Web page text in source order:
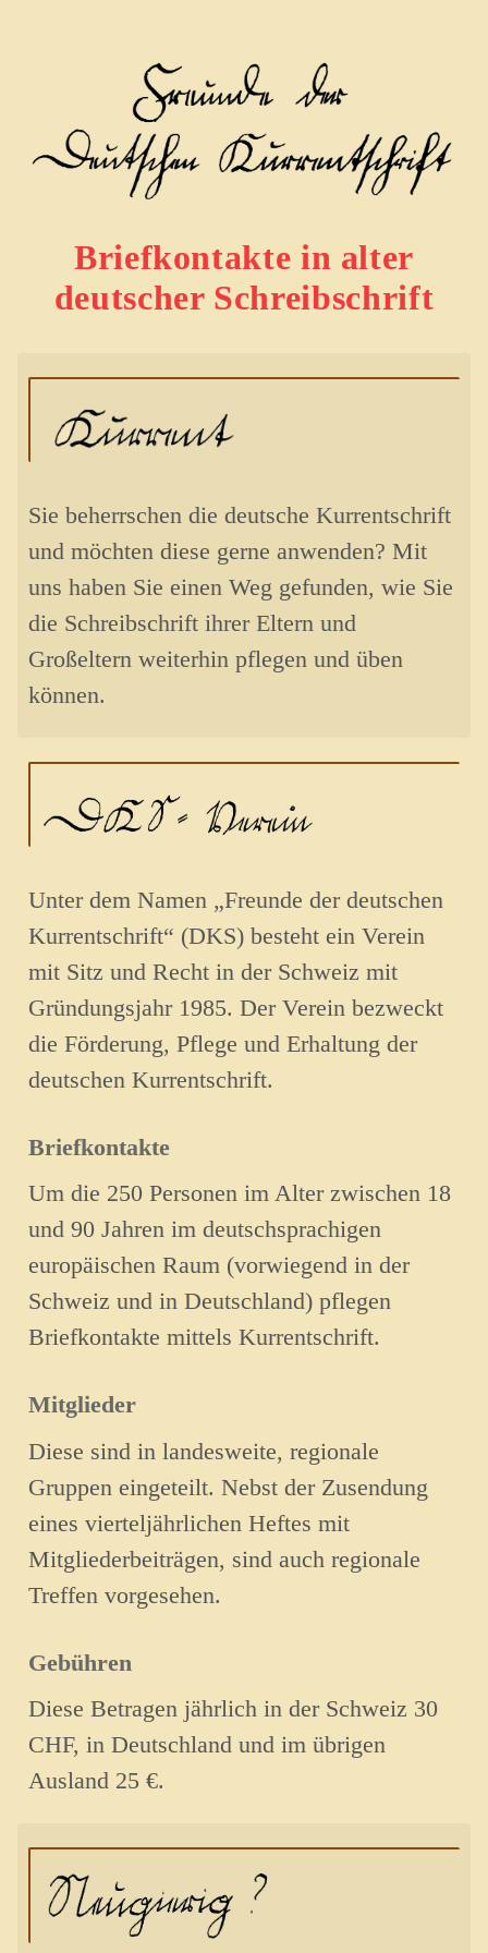
Briefkontakte in alter
deutscher Schreibschrift
Sie beherrschen die deutsche Kurrentschrift
und möchten diese gerne anwenden? Mit
uns haben Sie einen Weg gefunden, wie Sie
die Schreibschrift ihrer Eltern und
Großeltern weiterhin pflegen und üben
können.
Unter dem Namen „Freunde der deutschen
Kurrentschrift“ (DKS) besteht ein Verein
mit Sitz und Recht in der Schweiz mit
Gründungsjahr 1985. Der Verein bezweckt
die Förderung, Pflege und Erhaltung der
deutschen Kurrentschrift.
Briefkontakte
Um die 250 Personen im Alter zwischen 18
und 90 Jahren im deutschsprachigen
europäischen Raum (vorwiegend in der
Schweiz und in Deutschland) pflegen
Briefkontakte mittels Kurrentschrift.
Mitglieder
Diese sind in landesweite, regionale
Gruppen eingeteilt. Nebst der Zusendung
eines vierteljährlichen Heftes mit
Mitgliederbeiträgen, sind auch regionale
Treffen vorgesehen.
Gebühren
Diese Betragen jährlich in der Schweiz 30
CHF, in Deutschland und im übrigen
Ausland 25 €.